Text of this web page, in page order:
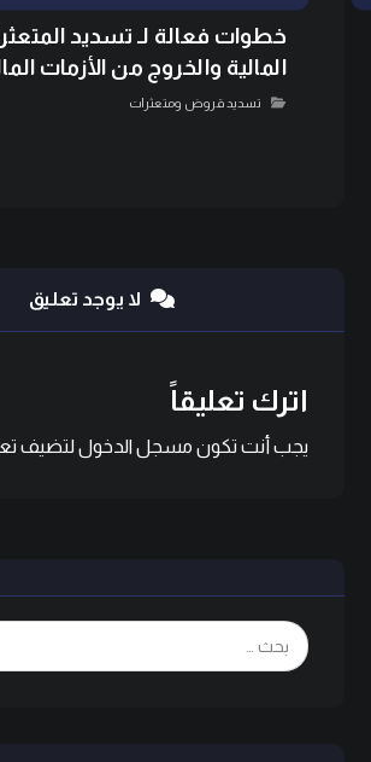
خطوات فعالة لـ تسديد
المالية والخروج من الأزمات
تسديد قروض ومتعثرات
لا يوجد تعليق
اترك تعليقاً
يجب أنت تكون مسجل الدخول لتضيف